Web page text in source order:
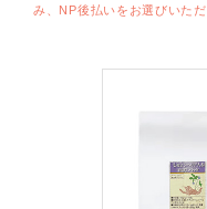
み、NP後払いをお選びいただ